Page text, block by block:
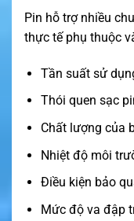
Pin hỗ trợ nhiều
thực tế phụ thuộc
Tần suất sử
Thói quen sạc
Chất lượng của
Nhiệt độ môi
Điều kiện bảo
Mức độ va đập